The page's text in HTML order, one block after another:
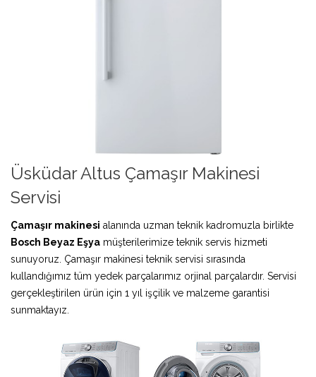
Üsküdar Altus Çamaşır Makinesi
Servisi
Çamaşır makinesi alanında uzman teknik kadromuzla birlikte
Bosch Beyaz Eşya müşterilerimize teknik servis hizmeti
sunuyoruz. Çamaşır makinesi teknik servisi sırasında
kullandığımız tüm yedek parçalarımız orjinal parçalardır. Servisi
gerçekleştirilen ürün için 1 yıl işçilik ve malzeme garantisi
sunmaktayız.